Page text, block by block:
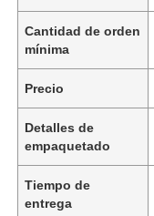
Cantidad de orden
mínima
Precio
Detalles de
empaquetado
Tiempo de
entrega